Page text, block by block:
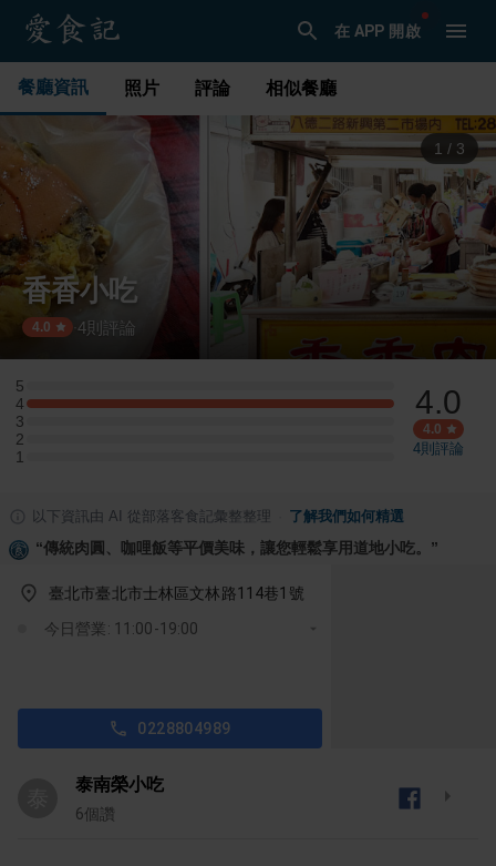
在 APP 開啟
餐廳資訊 照片 評論 相似餐廳
1 / 3
香香小吃
4.0 4則評論
5
5 星：0 則評論
4
4 星：1 則評論
3
3 星：0 則評論
2
2 星：0 則評論
1
1 星：0 則評論
4.0
4.0
4則評論
以下資訊由 AI 從部落客食記彙整整理 了解我們如何精選
“傳統肉圓、咖哩飯等平價美味，讓您輕鬆享用道地小吃。 ”
臺北市臺北市士林區文林路114巷1號
今日營業: 11:00-19:00
0228804989
泰南榮小吃
6個讚